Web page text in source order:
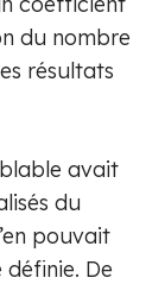
du nombre
résultats
avait
du
pouvait
De